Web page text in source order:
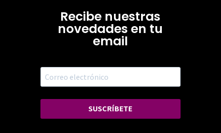
Recibe nuestras
novedades en tu
email
SUSCRÍBETE